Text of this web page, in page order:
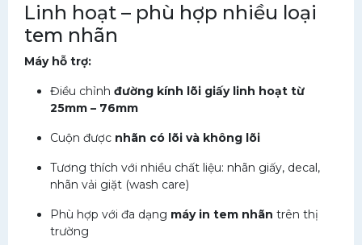
Linh hoạt – phù hợp nhiều loại
tem nhãn
Máy hỗ trợ:
Điều chỉnh đường kính lõi giấy linh hoạt từ
25mm – 76mm
Cuộn được nhãn có lõi và không lõi
Tương thích với nhiều chất liệu: nhãn giấy, decal,
nhãn vải giặt (wash care)
Phù hợp với đa dạng máy in tem nhãn trên thị
trường